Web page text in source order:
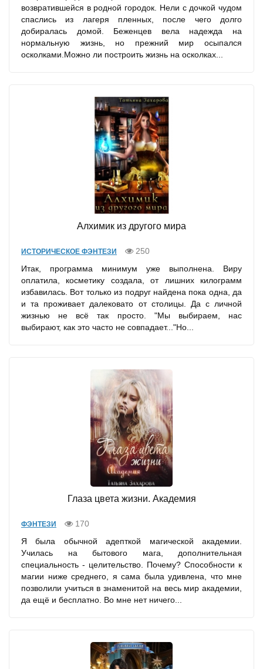
возвратившейся в родной городок. Нели с дочкой чудом
спаслись из лагеря пленных, после чего долго
добиралась домой. Беженцев вела надежда на
нормальную жизнь, но прежний мир осыпался
осколками.Можно ли построить жизнь на осколках...
Алхимик из другого мира
ИСТОРИЧЕСКОЕ ФЭНТЕЗИ
250
Итак, программа минимум уже выполнена. Виру
оплатила, косметику создала, от лишних килограмм
избавилась. Вот только из подруг найдена пока одна, да
и та проживает далековато от столицы. Да с личной
жизнью не всё так просто. "Мы выбираем, нас
выбирают, как это часто не совпадает..."Но...
Глаза цвета жизни. Академия
ФЭНТЕЗИ
170
Я была обычной адепткой магической академии.
Училась на бытового мага, дополнительная
специальность - целительство. Почему? Способности к
магии ниже среднего, я сама была удивлена, что мне
позволили учиться в знаменитой на весь мир академии,
да ещё и бесплатно. Во мне нет ничего...